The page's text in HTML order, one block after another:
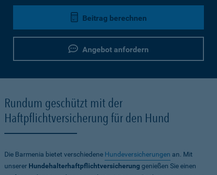
Beitrag berechnen
Angebot anfordern
Rundum geschützt mit der
Haftpflichtversicherung für den Hund
Die Barmenia bietet verschiedene Hundeversicherungen an. Mit
unserer Hundehalterhaftpflichtversicherung genießen Sie einen